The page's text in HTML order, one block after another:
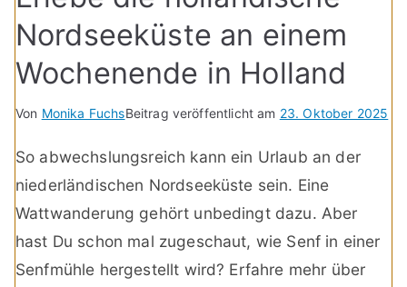
Nordseeküste an einem
Wochenende in Holland
Von Monika FuchsBeitrag veröffentlicht am 23. Oktober 2025
So abwechslungsreich kann ein Urlaub an der
niederländischen Nordseeküste sein. Eine
Wattwanderung gehört unbedingt dazu. Aber
hast Du schon mal zugeschaut, wie Senf in einer
Senfmühle hergestellt wird? Erfahre mehr über